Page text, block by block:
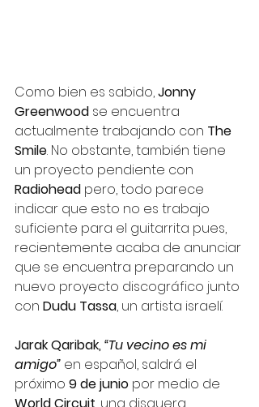
Como bien es sabido, Jonny
Greenwood se encuentra
actualmente trabajando con The
Smile. No obstante, también tiene
un proyecto pendiente con
Radiohead pero, todo parece
indicar que esto no es trabajo
suficiente para el guitarrita pues,
recientemente acaba de anunciar
que se encuentra preparando un
nuevo proyecto discográfico junto
con Dudu Tassa, un artista israelí.
Jarak Qaribak, “Tu vecino es mi
amigo” en español, saldrá el
próximo 9 de junio por medio de